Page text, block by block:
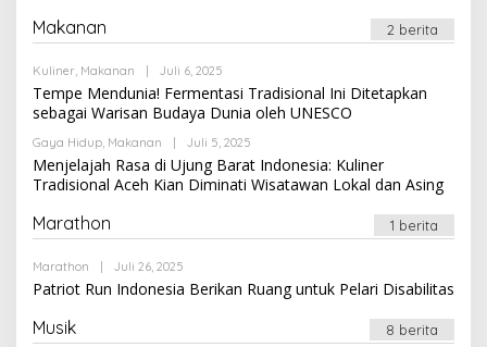
Makanan 2 berita
Kuliner, Makanan Juli 6, 2025
Newssportsaz_0q4zf1
Tempe Mendunia! Fermentasi Tradisional Ini Ditetapkan
sebagai Warisan Budaya Dunia oleh UNESCO
Gaya Hidup, Makanan Juli 5, 2025
Newssportsaz_0q4zf1
Menjelajah Rasa di Ujung Barat Indonesia: Kuliner
Tradisional Aceh Kian Diminati Wisatawan Lokal dan Asing
Marathon 1 berita
Marathon Juli 26, 2025
Newssportsaz_0q4zf1
Patriot Run Indonesia Berikan Ruang untuk Pelari Disabilitas
Musik 8 berita